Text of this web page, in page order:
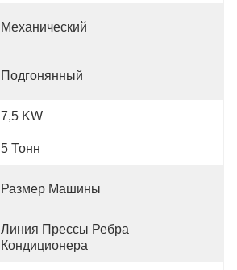
Механический
Подгонянный
7,5 KW
5 Тонн
Размер Машины
Линия Прессы Ребра
Кондиционера